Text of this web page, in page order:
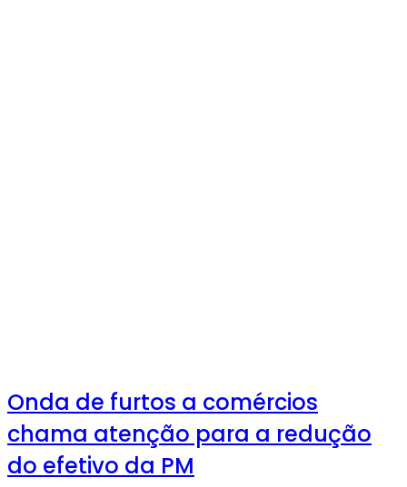
Onda de furtos a comércios
chama atenção para a redução
do efetivo da PM